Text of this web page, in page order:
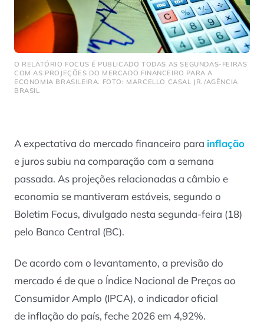
O RELATÓRIO FOCUS É PUBLICADO TODAS AS SEGUNDAS-FEIRAS
COM AS PROJEÇÕES DO MERCADO FINANCEIRO PARA A
ECONOMIA BRASILEIRA. FOTO: MARCELLO CASAL JR./AGÊNCIA
BRASIL
A expectativa do mercado financeiro para inflação
e juros subiu na comparação com a semana
passada. As projeções relacionadas a câmbio e
economia se mantiveram estáveis, segundo o
Boletim Focus, divulgado nesta segunda-feira (18)
pelo Banco Central (BC).
De acordo com o levantamento, a previsão do
mercado é de que o Índice Nacional de Preços ao
Consumidor Amplo (IPCA), o indicador oficial
de inflação do país, feche 2026 em 4,92%.